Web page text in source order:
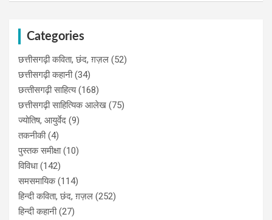
Categories
छत्तीसगढ़ी कविता, छंद, ग़ज़ल (52)
छत्तीसगढ़ी कहानी(34)
छत्‍तीसगढ़ी साहित्‍य(168)
छत्तीसगढ़ी साहित्यिक आलेख (75)
ज्योतिष, आयुर्वेद (9)
तकनीकी(4)
पुस्‍तक समीक्षा(10)
विविधा(142)
समसमायिक(114)
हिन्दी कविता, छंद, ग़ज़ल (252)
हिन्दी कहानी(27)